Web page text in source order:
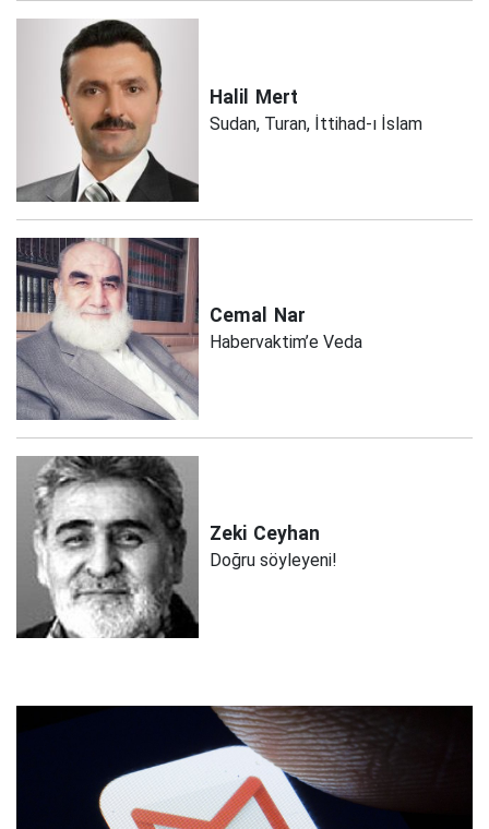
Halil Mert
Sudan, Turan, İttihad-ı İslam
Cemal Nar
Habervaktim’e Veda
Zeki Ceyhan
Doğru söyleyeni!